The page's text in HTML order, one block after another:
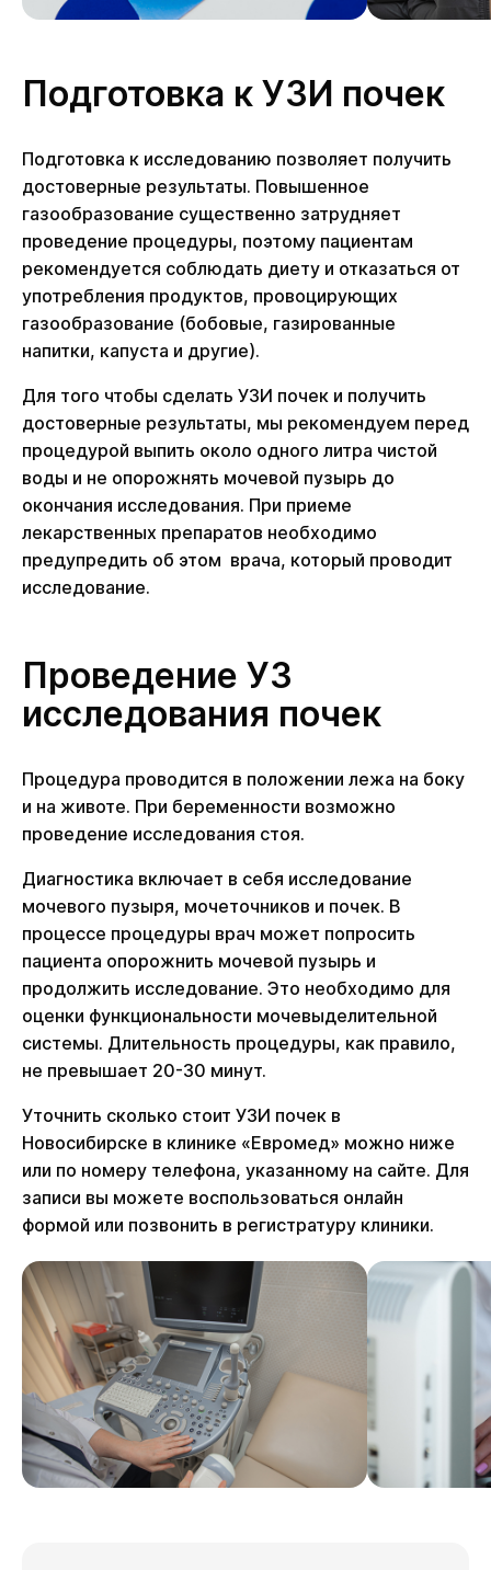
Подготовка к УЗИ почек
Подготовка к исследованию позволяет получить
достоверные результаты. Повышенное
газообразование существенно затрудняет
проведение процедуры, поэтому пациентам
рекомендуется соблюдать диету и отказаться от
употребления продуктов, провоцирующих
газообразование (бобовые, газированные
напитки, капуста и другие).
Для того чтобы сделать УЗИ почек и получить
достоверные результаты, мы рекомендуем перед
процедурой выпить около одного литра чистой
воды и не опорожнять мочевой пузырь до
окончания исследования. При приеме
лекарственных препаратов необходимо
предупредить об этом врача, который проводит
исследование.
Проведение УЗ
исследования почек
Процедура проводится в положении лежа на боку
и на животе. При беременности возможно
проведение исследования стоя.
Диагностика включает в себя исследование
мочевого пузыря, мочеточников и почек. В
процессе процедуры врач может попросить
пациента опорожнить мочевой пузырь и
продолжить исследование. Это необходимо для
оценки функциональности мочевыделительной
системы. Длительность процедуры, как правило,
не превышает 20-30 минут.
Уточнить сколько стоит УЗИ почек в
Новосибирске в клинике «Евромед» можно ниже
или по номеру телефона, указанному на сайте. Для
записи вы можете воспользоваться онлайн
формой или позвонить в регистратуру клиники.